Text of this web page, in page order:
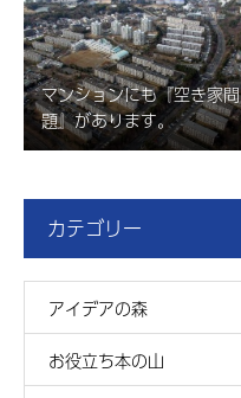
マンションにも『空き家問
題』があります。
カテゴリー
アイデアの森
お役立ち本の山